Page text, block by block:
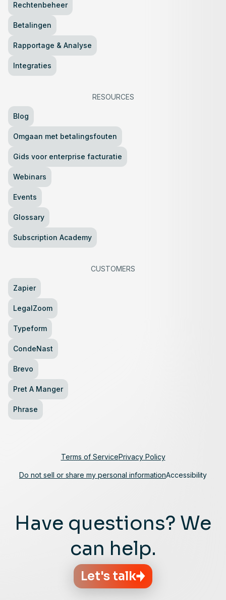
Rechtenbeheer
Betalingen
Rapportage & Analyse
Integraties
RESOURCES
Blog
Omgaan met betalingsfouten
Gids voor enterprise facturatie
Webinars
Events
Glossary
Subscription Academy
CUSTOMERS
Zapier
LegalZoom
Typeform
CondeNast
Brevo
Pret A Manger
Phrase
Have questions? We
can help.
Let's talk
Terms of ServicePrivacy Policy
Do not sell or share my personal informationAccessibility